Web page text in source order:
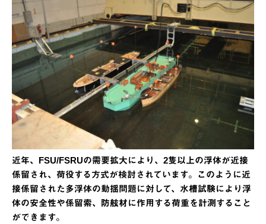
近年、FSU/FSRUの需要拡大により、2隻以上の浮体が近接
係留され、荷役する方式が検討されています。このように近
接係留された多浮体の動揺問題に対して、水槽試験により浮
体の安全性や係留索、防舷材に作用する荷重を計測すること
ができます。